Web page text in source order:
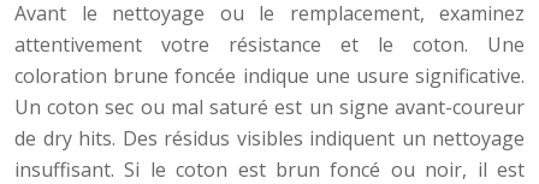
Avant le nettoyage ou le remplacement, examinez
attentivement votre résistance et le coton. Une
coloration brune foncée indique une usure significative.
Un coton sec ou mal saturé est un signe avant-coureur
de dry hits. Des résidus visibles indiquent un nettoyage
insuffisant. Si le coton est brun foncé ou noir, il est